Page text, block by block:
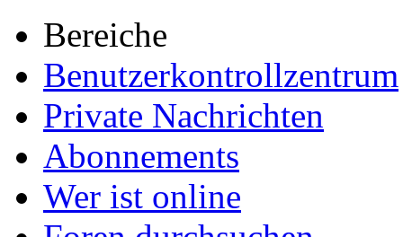
Bereiche
Benutzerkontrollzentrum
Private Nachrichten
Abonnements
Wer ist online